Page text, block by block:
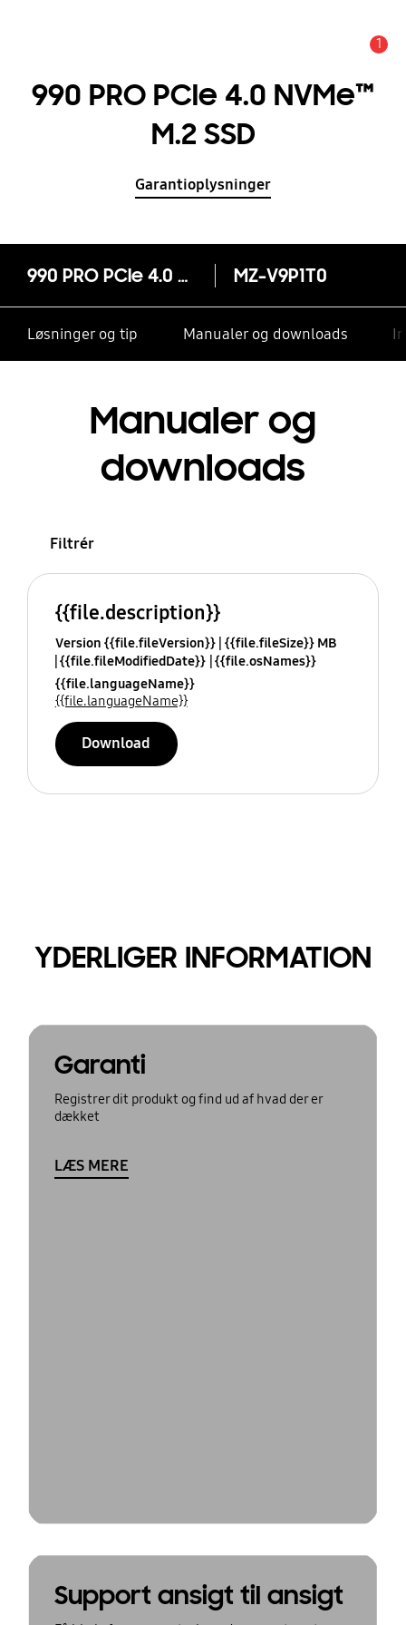
1
990 PRO PCle 4.0 NVMe™
M.2 SSD
Garantioplysninger
990 PRO PCle 4.0 NVMe™ M.2 SSD MZ-V9P1T0
Løsninger og tip Manualer og downloads
Manualer og
downloads
Filtrér
{{file.description}}
Version {{file.fileVersion}} {{file.fileSize}} MB
{{file.fileModifiedDate}} {{file.osNames}}
{{file.languageName}}
{{file.languageName}}
Download
YDERLIGER INFORMATION
Garanti
Registrer dit produkt og find ud af hvad der er
dækket
LÆS MERE
Support ansigt til ansigt